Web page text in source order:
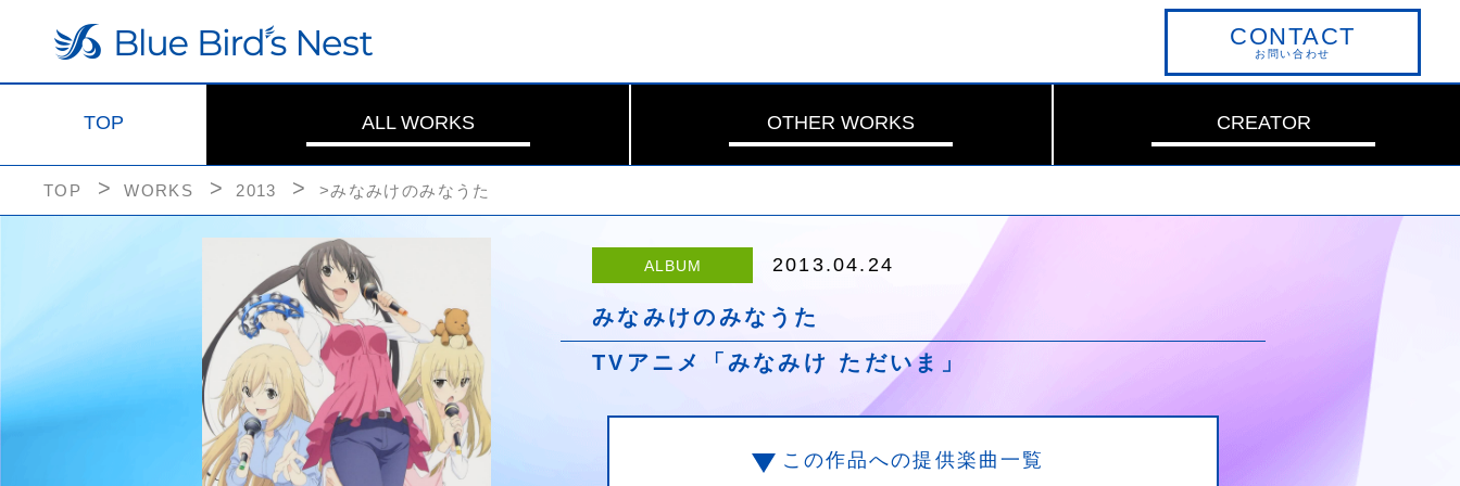
CONTACT
お問い合わせ
TOP ALL WORKS OTHER WORKS CREATOR
TOP WORKS 2013 >みなみけのみなうた
ALBUM 2013.04.24
みなみけのみなうた
TVアニメ「みなみけ ただいま」
この作品への提供楽曲一覧